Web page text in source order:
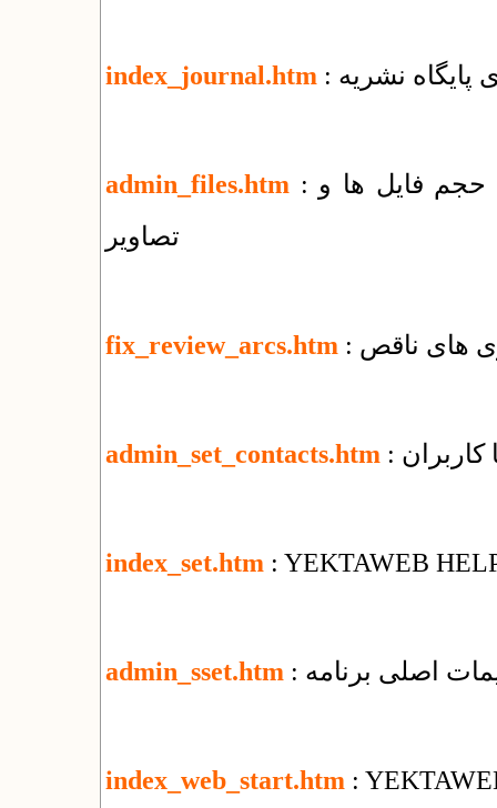
index_journal.htm پایگاه نشریه
admin_files.htm : راهنمای مدیریت پوشه‌ها و فایل‌ها + کاهش حجم فایل ها و
تصاویر
fix_review_arcs.htm های ناقص
admin_set_contacts.htm کاربران
index_set.htm : YEKTAWEB
admin_sset.htm اصلی برنامه
index_web_start.htm :